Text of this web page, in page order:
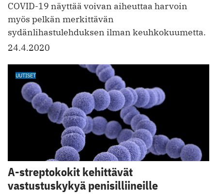
COVID-19 näyttää voivan aiheuttaa harvoin
myös pelkän merkittävän
sydänlihastulehduksen ilman keuhkokuumetta.
24.4.2020
UUTISET
A-streptokokit kehittävät
vastustuskykyä penisilliineille